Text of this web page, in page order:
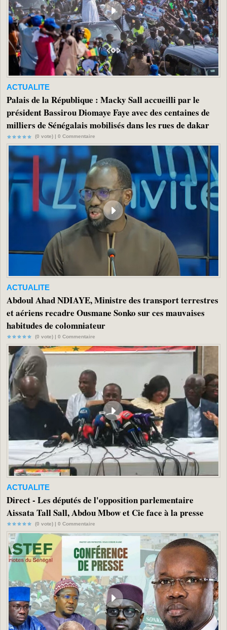
ACTUALITE
Palais de la République : Macky Sall accueilli par le
président Bassirou Diomaye Faye avec des centaines de
milliers de Sénégalais mobilisés dans les rues de dakar
(0 vote) | 0 Commentaire
ACTUALITE
Abdoul Ahad NDIAYE, Ministre des transport terrestres
et aériens recadre Ousmane Sonko sur ces mauvaises
habitudes de colomniateur
(0 vote) | 0 Commentaire
ACTUALITE
Direct - Les députés de l'opposition parlementaire
Aissata Tall Sall, Abdou Mbow et Cie face à la presse
(0 vote) | 0 Commentaire